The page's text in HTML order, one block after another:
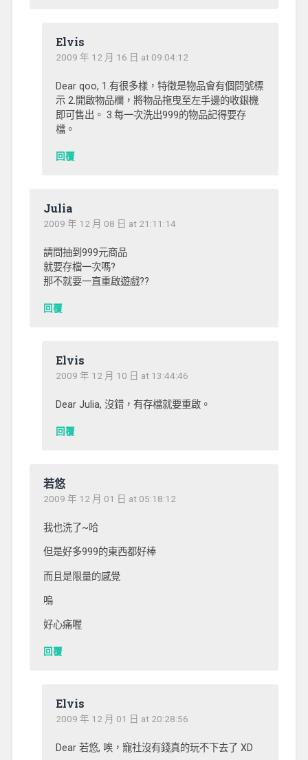
Elvis
2009 年 12 月 16 日 at 09:04:12
Dear qoo, 1.有很多樣，特徵是物品會有個問號標
示 2.開啟物品欄，將物品拖曳至左手邊的收銀機
即可售出。 3.每一次洗出999的物品記得要存
檔。
回覆
Julia
2009 年 12 月 08 日 at 21:11:14
請問抽到999元商品
就要存檔一次嗎?
那不就要一直重啟遊戲??
回覆
Elvis
2009 年 12 月 10 日 at 13:44:46
Dear Julia, 沒錯，有存檔就要重啟。
回覆
若悠
2009 年 12 月 01 日 at 05:18:12
我也洗了~哈
但是好多999的東西都好棒
而且是限量的感覺
嗚
好心痛喔
回覆
Elvis
2009 年 12 月 01 日 at 20:28:56
Dear 若悠, 唉，寵社沒有錢真的玩不下去了 XD